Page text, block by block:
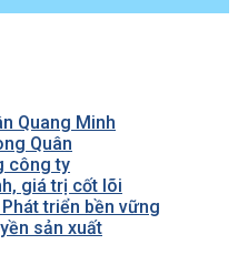
Quang Minh
Quân
công ty
giá trị cốt lõi
triển bền vững
sản xuất